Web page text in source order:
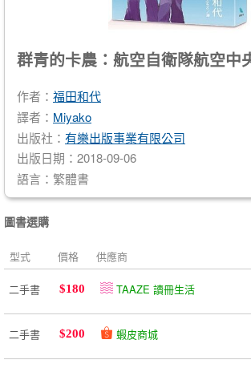
群青的卡農：航空自衛隊航空中
作者： 福田和代
譯者： Miyako
出版社： 有樂出版事業有限公司
出版日期：2018-09-06
語言：繁體書
圖書選購
型式 價格 供應商
二手書 $180 TAAZE 讀冊生活
二手書 $200 蝦皮商城